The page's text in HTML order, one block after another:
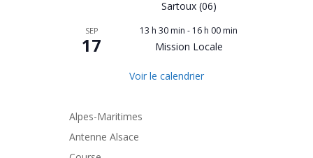
Sartoux (06)
SEP
17
13 h 30 min - 16 h 00 min
Mission Locale
Voir le calendrier
Alpes-Maritimes
Antenne Alsace